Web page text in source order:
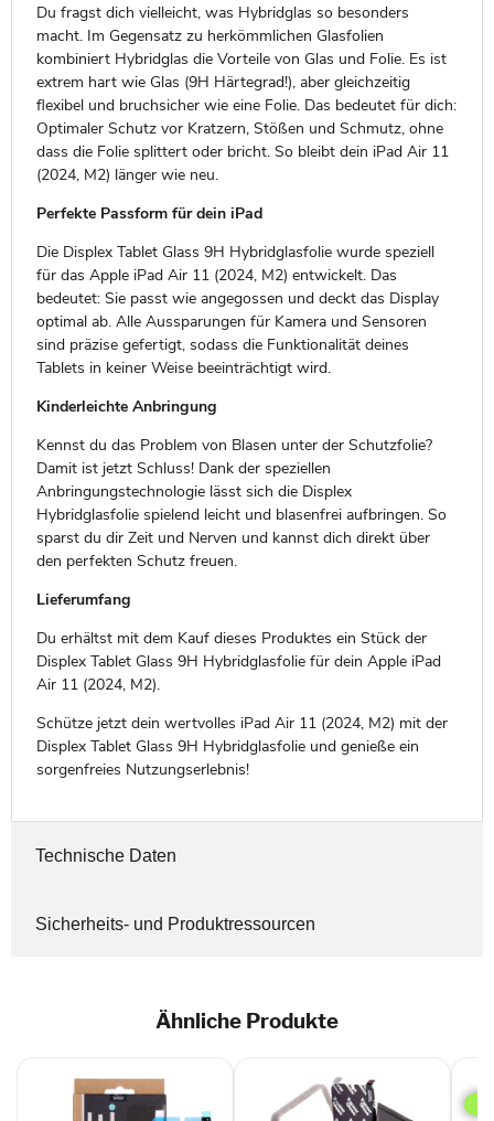
Du fragst dich vielleicht, was Hybridglas so besonders
macht. Im Gegensatz zu herkömmlichen Glasfolien
kombiniert Hybridglas die Vorteile von Glas und Folie. Es ist
extrem hart wie Glas (9H Härtegrad!), aber gleichzeitig
flexibel und bruchsicher wie eine Folie. Das bedeutet für dich:
Optimaler Schutz vor Kratzern, Stößen und Schmutz, ohne
dass die Folie splittert oder bricht. So bleibt dein iPad Air 11
(2024, M2) länger wie neu.
Perfekte Passform für dein iPad
Die Displex Tablet Glass 9H Hybridglasfolie wurde speziell
für das Apple iPad Air 11 (2024, M2) entwickelt. Das
bedeutet: Sie passt wie angegossen und deckt das Display
optimal ab. Alle Aussparungen für Kamera und Sensoren
sind präzise gefertigt, sodass die Funktionalität deines
Tablets in keiner Weise beeinträchtigt wird.
Kinderleichte Anbringung
Kennst du das Problem von Blasen unter der Schutzfolie?
Damit ist jetzt Schluss! Dank der speziellen
Anbringungstechnologie lässt sich die Displex
Hybridglasfolie spielend leicht und blasenfrei aufbringen. So
sparst du dir Zeit und Nerven und kannst dich direkt über
den perfekten Schutz freuen.
Lieferumfang
Du erhältst mit dem Kauf dieses Produktes ein Stück der
Displex Tablet Glass 9H Hybridglasfolie für dein Apple iPad
Air 11 (2024, M2).
Schütze jetzt dein wertvolles iPad Air 11 (2024, M2) mit der
Displex Tablet Glass 9H Hybridglasfolie und genieße ein
sorgenfreies Nutzungserlebnis!
Technische Daten
Sicherheits- und Produktressourcen
Ähnliche Produkte